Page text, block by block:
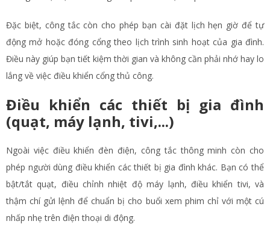
Đặc biệt, công tắc còn cho phép bạn cài đặt lịch hẹn giờ để tự
động mở hoặc đóng cổng theo lịch trình sinh hoạt của gia đình.
Điều này giúp bạn tiết kiệm thời gian và không cần phải nhớ hay lo
lắng về việc điều khiển cổng thủ công.
Điều khiển các thiết bị gia đình
(quạt, máy lạnh, tivi,...)
Ngoài việc điều khiển đèn điện, công tắc thông minh còn cho
phép người dùng điều khiển các thiết bị gia đình khác. Bạn có thể
bật/tắt quạt, điều chỉnh nhiệt độ máy lạnh, điều khiển tivi, và
thậm chí gửi lệnh để chuẩn bị cho buổi xem phim chỉ với một cú
nhấp nhẹ trên điện thoại di động.